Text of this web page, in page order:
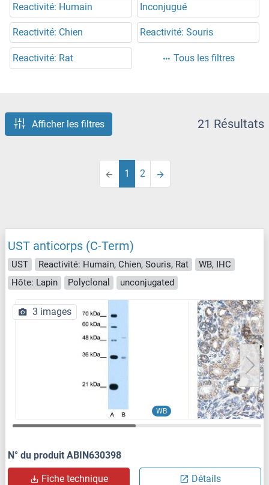
Reactivité: Humain
Inconjugué
Reactivité: Chien Reactivité: Souris
Reactivité: Rat Tous les filtres
Afficher les filtres 21 Résultats
1 2
UST anticorps (C-Term)
UST Reactivité: Humain, Chien, Souris, Rat
WB, IHC
Hôte: Lapin
Polyclonal unconjugated
WB
3 images
N° du produit ABIN630398
Fiche technique Détails